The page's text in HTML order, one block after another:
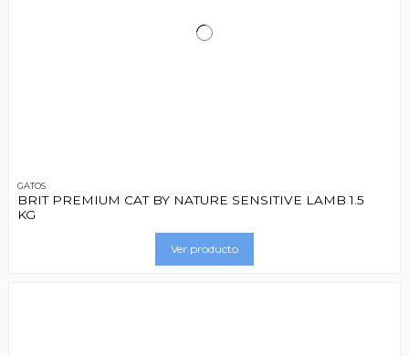
GATOS
BRIT PREMIUM CAT BY NATURE SENSITIVE LAMB 1.5
KG
Ver producto